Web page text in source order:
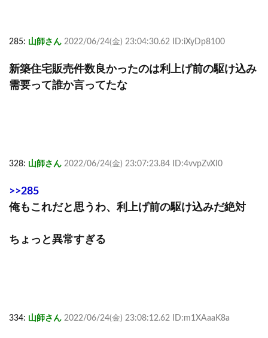
285: 山師さん 2022/06/24(金) 23:04:30.62 ID:iXyDp8100
新築住宅販売件数良かったのは利上げ前の駆け込み
需要って誰か言ってたな
328: 山師さん 2022/06/24(金) 23:07:23.84 ID:4vvpZvXI0
>>285
俺もこれだと思うわ、利上げ前の駆け込みだ絶対
ちょっと異常すぎる
334: 山師さん 2022/06/24(金) 23:08:12.62 ID:m1XAaaK8a